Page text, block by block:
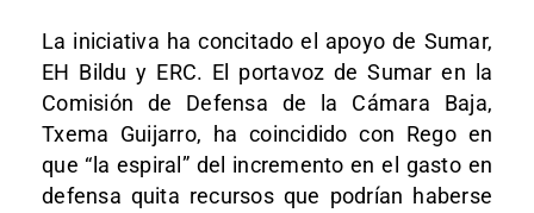
La iniciativa ha concitado el apoyo de Sumar,
EH Bildu y ERC. El portavoz de Sumar en la
Comisión de Defensa de la Cámara Baja,
Txema Guijarro, ha coincidido con Rego en
que “la espiral” del incremento en el gasto en
defensa quita recursos que podrían haberse